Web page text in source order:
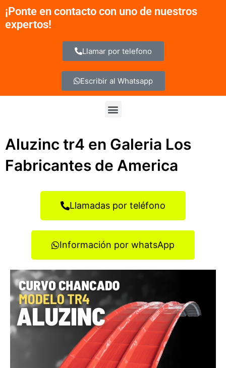
contenido
¡Ponte en contacto con uno de nuestros
expertos!
Llamar por telefono
Escribir al Whatsapp
Menu
Aluzinc tr4 en Galeria Los
Fabricantes de America
Llamadas por teléfono
Información por whatsApp